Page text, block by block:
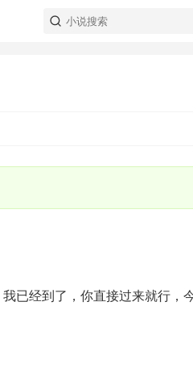
已经到了，你直接过来就行，